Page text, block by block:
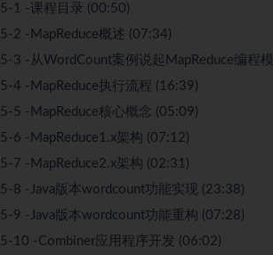
5-1 -课程目录 (00:50)
5-2 -MapReduce概述 (07:34)
5-3 -从WordCount案例说起MapReduce编程
5-4 -MapReduce执行流程 (16:39)
5-5 -MapReduce核心概念 (05:09)
5-6 -MapReduce1.x架构 (07:12)
5-7 -MapReduce2.x架构 (02:31)
5-8 -Java版本wordcount功能实现 (23:38)
5-9 -Java版本wordcount功能重构 (07:28)
5-10 -Combiner应用程序开发 (06:02)